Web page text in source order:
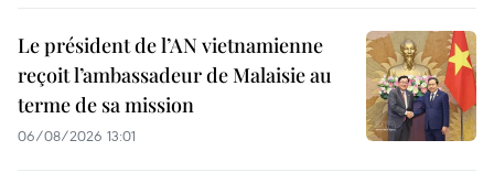
Le président de l’AN vietnamienne
reçoit l’ambassadeur de Malaisie au
terme de sa mission
06/08/2026 13:01